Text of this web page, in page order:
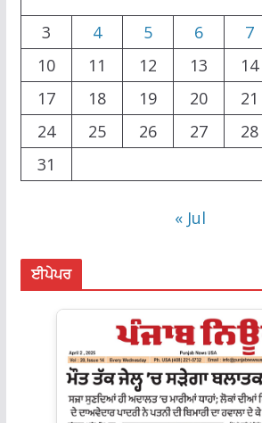
3
4 5 6 7
10
11 12 13 14
17
18 19 20 21
24
25 26 27 28
31
« Jul
ਈਪੇਪਰ